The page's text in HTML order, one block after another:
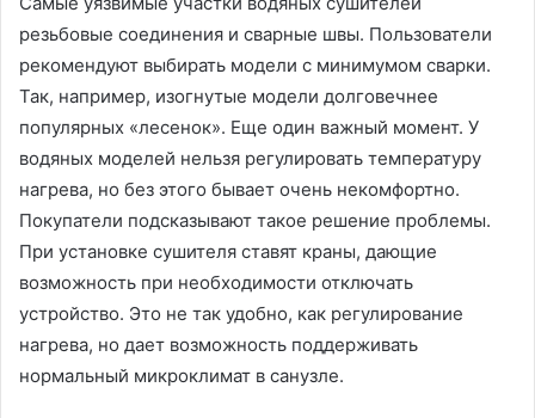
резьбовые соединения и сварные швы. Пользователи
рекомендуют выбирать модели с минимумом сварки.
Так, например, изогнутые модели долговечнее
популярных «лесенок». Еще один важный момент. У
водяных моделей нельзя регулировать температуру
нагрева, но без этого бывает очень некомфортно.
Покупатели подсказывают такое решение проблемы.
При установке сушителя ставят краны, дающие
возможность при необходимости отключать
устройство. Это не так удобно, как регулирование
нагрева, но дает возможность поддерживать
нормальный микроклимат в санузле.